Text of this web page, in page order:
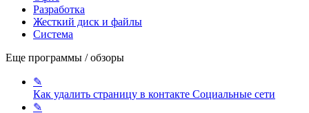
Разработка
Жесткий диск и файлы
Система
Еще программы / обзоры
✎
Как удалить страницу в контакте Социальные сети
✎